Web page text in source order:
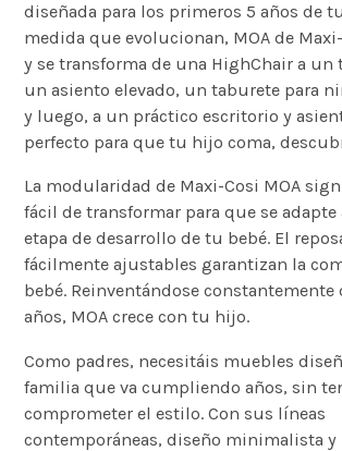
diseñada para los primeros 5 años de
medida que evolucionan, MOA de
y se transforma de una HighChair a un
un asiento elevado, un taburete para
y luego, a un práctico escritorio y
perfecto para que tu hijo coma,
La modularidad de Maxi-Cosi MOA
fácil de transformar para que se adapte
etapa de desarrollo de tu bebé. El
fácilmente ajustables garantizan la
bebé. Reinventándose
años, MOA crece con tu hijo.
Como padres, necesitáis muebles
familia que va cumpliendo años, sin
comprometer el estilo. Con sus líneas
contemporáneas, diseño minimalista y